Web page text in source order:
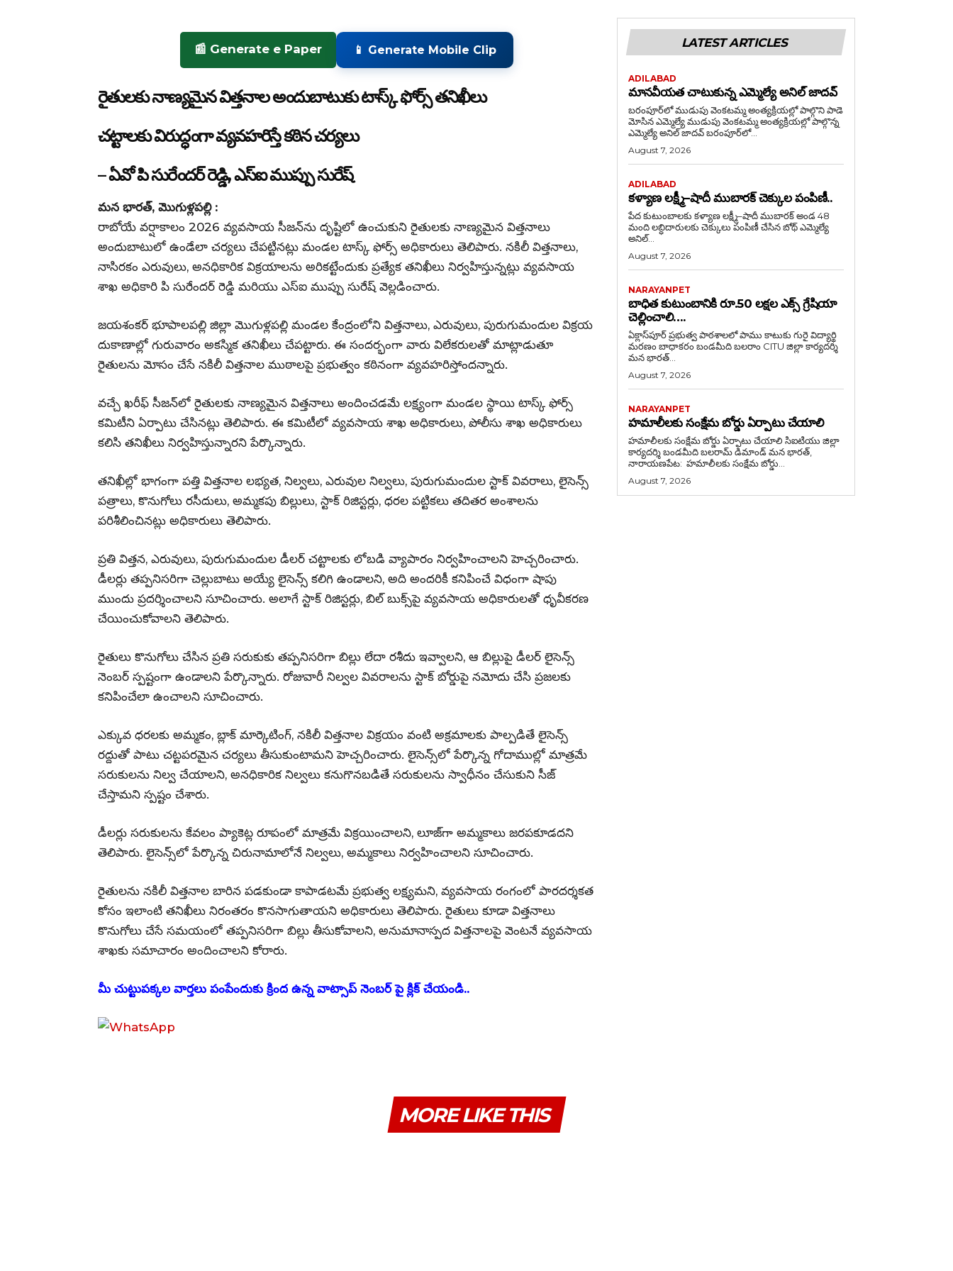
📰 Generate e Paper 📱 Generate Mobile Clip
రైతులకు నాణ్యమైన విత్తనాల అందుబాటుకు టాస్క్ ఫోర్స్ తనిఖీలు
చట్టాలకు విరుద్ధంగా వ్యవహరిస్తే కఠిన చర్యలు
– ఏవో పి సురేందర్ రెడ్డి, ఎస్ఐ ముప్పు సురేష్
మన భారత్, మొగుళ్లపల్లి :
రాబోయే వర్షాకాలం 2026 వ్యవసాయ సీజన్‌ను దృష్టిలో ఉంచుకుని రైతులకు నాణ్యమైన విత్తనాలు
అందుబాటులో ఉండేలా చర్యలు చేపట్టినట్లు మండల టాస్క్ ఫోర్స్ అధికారులు తెలిపారు. నకిలీ విత్తనాలు,
నాసిరకం ఎరువులు, అనధికారిక విక్రయాలను అరికట్టేందుకు ప్రత్యేక తనిఖీలు నిర్వహిస్తున్నట్లు వ్యవసాయ
శాఖ అధికారి పి సురేందర్ రెడ్డి మరియు ఎస్ఐ ముప్పు సురేష్ వెల్లడించారు.
జయశంకర్ భూపాలపల్లి జిల్లా మొగుళ్లపల్లి మండల కేంద్రంలోని విత్తనాలు, ఎరువులు, పురుగుమందుల విక్రయ
దుకాణాల్లో గురువారం అకస్మిక తనిఖీలు చేపట్టారు. ఈ సందర్భంగా వారు విలేకరులతో మాట్లాడుతూ
రైతులను మోసం చేసే నకిలీ విత్తనాల ముఠాలపై ప్రభుత్వం కఠినంగా వ్యవహరిస్తోందన్నారు.
వచ్చే ఖరీఫ్ సీజన్‌లో రైతులకు నాణ్యమైన విత్తనాలు అందించడమే లక్ష్యంగా మండల స్థాయి టాస్క్ ఫోర్స్
కమిటీని ఏర్పాటు చేసినట్లు తెలిపారు. ఈ కమిటీలో వ్యవసాయ శాఖ అధికారులు, పోలీసు శాఖ అధికారులు
కలిసి తనిఖీలు నిర్వహిస్తున్నారని పేర్కొన్నారు.
తనిఖీల్లో భాగంగా పత్తి విత్తనాల లభ్యత, నిల్వలు, ఎరువుల నిల్వలు, పురుగుమందుల స్టాక్ వివరాలు, లైసెన్స్
పత్రాలు, కొనుగోలు రసీదులు, అమ్మకపు బిల్లులు, స్టాక్ రిజిస్టర్లు, ధరల పట్టికలు తదితర అంశాలను
పరిశీలించినట్లు అధికారులు తెలిపారు.
ప్రతి విత్తన, ఎరువులు, పురుగుమందుల డీలర్ చట్టాలకు లోబడి వ్యాపారం నిర్వహించాలని హెచ్చరించారు.
డీలర్లు తప్పనిసరిగా చెల్లుబాటు అయ్యే లైసెన్స్ కలిగి ఉండాలని, అది అందరికీ కనిపించే విధంగా షాపు
ముందు ప్రదర్శించాలని సూచించారు. అలాగే స్టాక్ రిజిస్టర్లు, బిల్ బుక్స్‌పై వ్యవసాయ అధికారులతో ధృవీకరణ
చేయించుకోవాలని తెలిపారు.
రైతులు కొనుగోలు చేసిన ప్రతి సరుకుకు తప్పనిసరిగా బిల్లు లేదా రశీదు ఇవ్వాలని, ఆ బిల్లుపై డీలర్ లైసెన్స్
నెంబర్ స్పష్టంగా ఉండాలని పేర్కొన్నారు. రోజువారీ నిల్వల వివరాలను స్టాక్ బోర్డుపై నమోదు చేసి ప్రజలకు
కనిపించేలా ఉంచాలని సూచించారు.
ఎక్కువ ధరలకు అమ్మకం, బ్లాక్ మార్కెటింగ్, నకిలీ విత్తనాల విక్రయం వంటి అక్రమాలకు పాల్పడితే లైసెన్స్
రద్దుతో పాటు చట్టపరమైన చర్యలు తీసుకుంటామని హెచ్చరించారు. లైసెన్స్‌లో పేర్కొన్న గోదాముల్లో మాత్రమే
సరుకులను నిల్వ చేయాలని, అనధికారిక నిల్వలు కనుగొనబడితే సరుకులను స్వాధీనం చేసుకుని సీజ్
చేస్తామని స్పష్టం చేశారు.
డీలర్లు సరుకులను కేవలం ప్యాకెట్ల రూపంలో మాత్రమే విక్రయించాలని, లూజ్‌గా అమ్మకాలు జరపకూడదని
తెలిపారు. లైసెన్స్‌లో పేర్కొన్న చిరునామాలోనే నిల్వలు, అమ్మకాలు నిర్వహించాలని సూచించారు.
రైతులను నకిలీ విత్తనాల బారిన పడకుండా కాపాడటమే ప్రభుత్వ లక్ష్యమని, వ్యవసాయ రంగంలో పారదర్శకత
కోసం ఇలాంటి తనిఖీలు నిరంతరం కొనసాగుతాయని అధికారులు తెలిపారు. రైతులు కూడా విత్తనాలు
కొనుగోలు చేసే సమయంలో తప్పనిసరిగా బిల్లు తీసుకోవాలని, అనుమానాస్పద విత్తనాలపై వెంటనే వ్యవసాయ
శాఖకు సమాచారం అందించాలని కోరారు.
మీ చుట్టుపక్కల వార్తలు పంపేందుకు క్రింద ఉన్న వాట్సాప్ నెంబర్ పై క్లిక్ చేయండి..
LATEST ARTICLES
ADILABAD
మానవీయత చాటుకున్న ఎమ్మెల్యే అనిల్ జాదవ్
బరంపూర్‌లో ముడుపు వెంకటమ్మ అంత్యక్రియల్లో పాల్గొని పాడె
మోసిన ఎమ్మెల్యే ముడుపు వెంకటమ్మ అంత్యక్రియల్లో పాల్గొన్న
ఎమ్మెల్యే అనిల్ జాదవ్ బరంపూర్‌లో...
August 7, 2026
ADILABAD
కళ్యాణ లక్ష్మీ–షాదీ ముబారక్ చెక్కుల పంపిణీ..
పేద కుటుంబాలకు కళ్యాణ లక్ష్మీ–షాదీ ముబారక్ అండ 48
మంది లబ్ధిదారులకు చెక్కులు పంపిణీ చేసిన బోథ్ ఎమ్మెల్యే
అనిల్...
August 7, 2026
NARAYANPET
బాధిత కుటుంబానికి రూ.50 లక్షల ఎక్స్ గ్రేషియా
చెల్లించాలి….
ఏక్లాస్‌పూర్ ప్రభుత్వ పాఠశాలలో పాము కాటుకు గురై విద్యార్థి
మరణం బాధాకరం బండమీది బలరాం CITU జిల్లా కార్యదర్శి
మన భారత్...
August 7, 2026
NARAYANPET
హమాలీలకు సంక్షేమ బోర్డు ఏర్పాటు చేయాలి
హమాలీలకు సంక్షేమ బోర్డు ఏర్పాటు చేయాలి సిఐటియు జిల్లా
కార్యదర్శి బండమీది బలరామ్ డిమాండ్ మన భారత్,
నారాయణపేట: హమాలీలకు సంక్షేమ బోర్డు...
August 7, 2026
MORE LIKE THIS